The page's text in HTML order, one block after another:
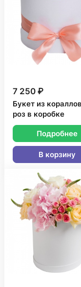
7 250 ₽
Букет из
роз в коробке
Подробнее
В корзину